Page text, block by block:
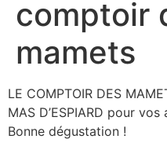
comptoir
mamets
LE COMPTOIR DES
MAS D’ESPIARD pour
Bonne dégustation !